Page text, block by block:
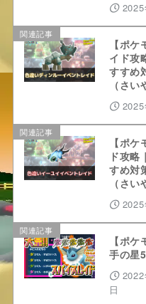
関連記事
【ポ
イド攻
すすめ
（さ
関連記事
【ポ
ド攻
すめ対
（さ
関連記事
【ポ
手の星
日